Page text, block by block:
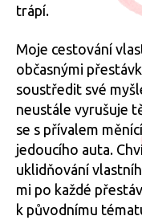
trápí.
Moje cestování
občasnými
soustředit své
neustále vyrušuje
se s přívalem
jedoucího auta.
uklidňování
mi po každé
k původnímu